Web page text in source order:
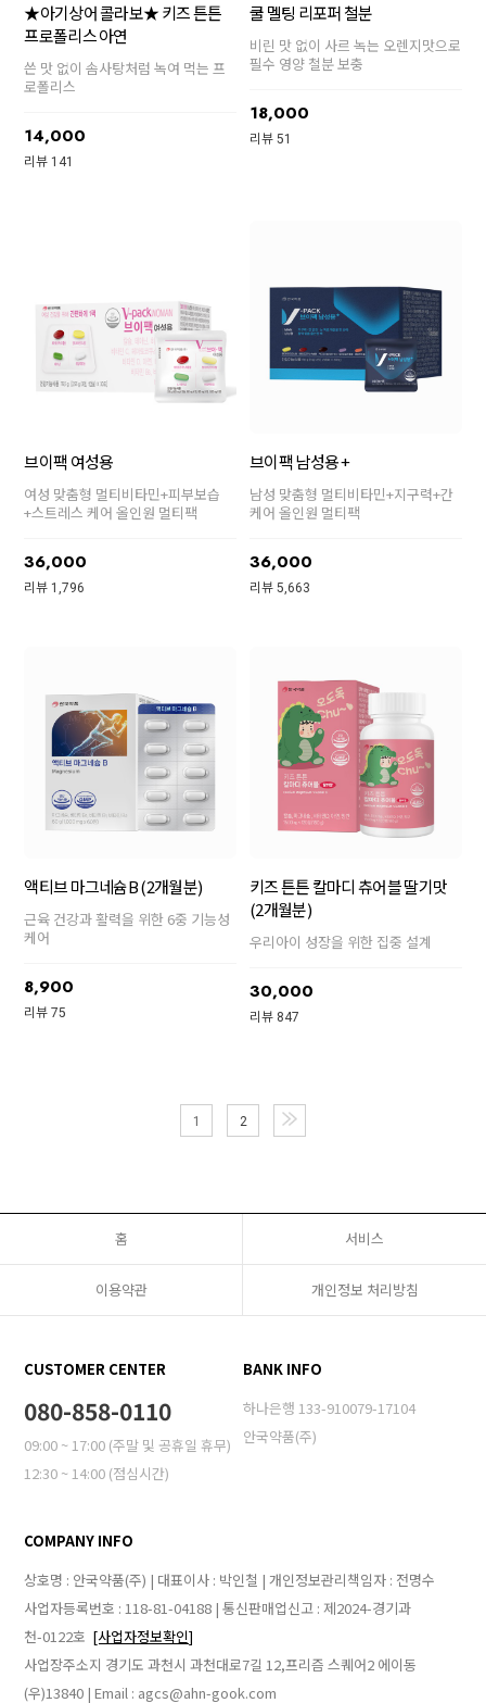
★아기상어 콜라보★ 키즈 튼튼
프로폴리스 아연
쓴 맛 없이 솜사탕처럼 녹여 먹는 프
로폴리스
14,000
리뷰 141
쿨 멜팅 리포퍼 철분
비린 맛 없이 사르 녹는 오렌지맛으로
필수 영양 철분 보충
18,000
리뷰 51
브이팩 여성용
여성 맞춤형 멀티비타민+피부보습
+스트레스 케어 올인원 멀티팩
36,000
리뷰 1,796
브이팩 남성용 +
남성 맞춤형 멀티비타민+지구력+간
케어 올인원 멀티팩
36,000
리뷰 5,663
액티브 마그네슘B (2개월분)
근육 건강과 활력을 위한 6중 기능성
케어
8,900
리뷰 75
키즈 튼튼 칼마디 츄어블 딸기맛
(2개월분)
우리아이 성장을 위한 집중 설계
30,000
리뷰 847
1 2
홈 서비스
이용약관 개인정보 처리방침
CUSTOMER CENTER
080-858-0110
09:00 ~ 17:00 (주말 및 공휴일 휴무)
12:30 ~ 14:00 (점심시간)
BANK INFO
하나은행 133-910079-17104
안국약품(주)
COMPANY INFO
상호명 : 안국약품(주) | 대표이사 : 박인철 | 개인정보관리책임자 : 전명수
사업자등록번호 : 118-81-04188 | 통신판매업신고 : 제2024-경기과
천-0122호 [사업자정보확인]
사업장주소지 경기도 과천시 과천대로7길 12,프리즘 스퀘어2 에이동
(우)13840 | Email : agcs@ahn-gook.com